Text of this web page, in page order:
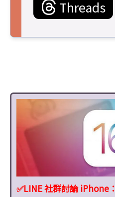
Threads
✅LINE 社群討論 iPhone：